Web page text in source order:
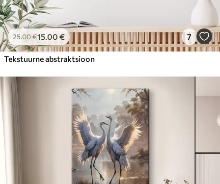
25.00€15.00 € 7
Tekstuurne abstraktsioon